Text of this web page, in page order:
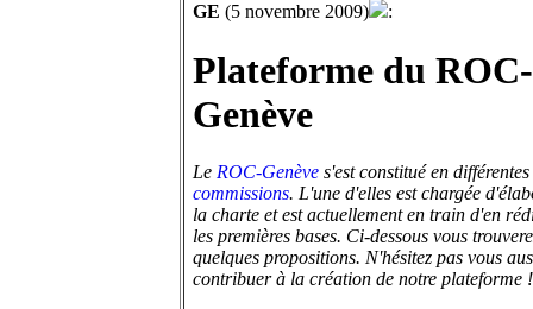
GE (5 novembre 2009) :
Plateforme du ROC-
Genève
Le ROC-Genève s'est constitué en différentes
commissions. L'une d'elles est chargée
la charte et est actuellement en train d'en
les premières bases. Ci-dessous vous
quelques propositions. N'hésitez pas vous
contribuer à la création de notre plateforme !